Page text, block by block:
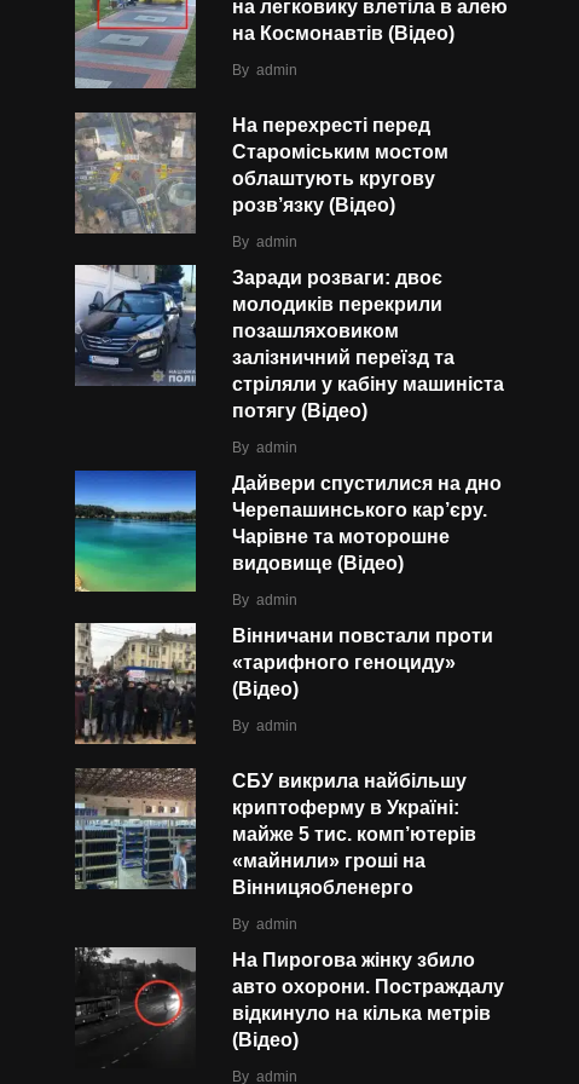
на легковику влетіла в алею
на Космонавтів (Відео)
By admin
На перехресті перед
Староміським мостом
облаштують кругову
розв’язку (Відео)
By admin
Заради розваги: двоє
молодиків перекрили
позашляховиком
залізничний переїзд та
стріляли у кабіну машиніста
потягу (Відео)
By admin
Дайвери спустилися на дно
Черепашинського кар’єру.
Чарівне та моторошне
видовище (Відео)
By admin
Вінничани повстали проти
«тарифного геноциду»
(Відео)
By admin
СБУ викрила найбільшу
криптоферму в Україні:
майже 5 тис. комп’ютерів
«майнили» гроші на
Вінницяобленерго
By admin
На Пирогова жінку збило
авто охорони. Постраждалу
відкинуло на кілька метрів
(Відео)
By admin